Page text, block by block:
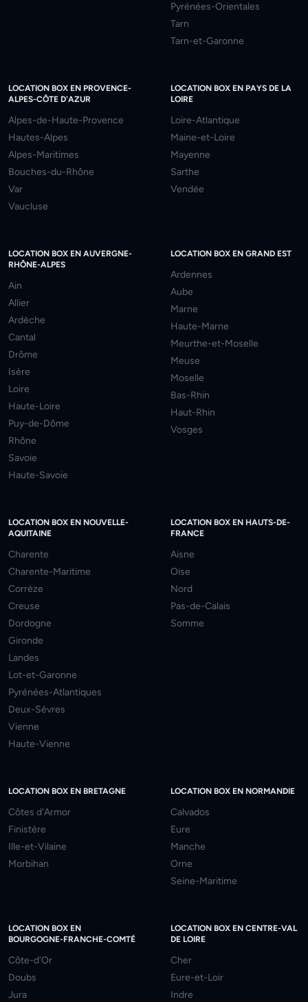
Pyrénées-Orientales
Tarn
Tarn-et-Garonne
LOCATION BOX EN PROVENCE-
ALPES-CÔTE D'AZUR
Alpes-de-Haute-Provence
Hautes-Alpes
Alpes-Maritimes
Bouches-du-Rhône
Var
Vaucluse
LOCATION BOX EN PAYS DE LA
LOIRE
Loire-Atlantique
Maine-et-Loire
Mayenne
Sarthe
Vendée
LOCATION BOX EN AUVERGNE-
RHÔNE-ALPES
Ain
Allier
Ardèche
Cantal
Drôme
Isère
Loire
Haute-Loire
Puy-de-Dôme
Rhône
Savoie
Haute-Savoie
LOCATION BOX EN GRAND EST
Ardennes
Aube
Marne
Haute-Marne
Meurthe-et-Moselle
Meuse
Moselle
Bas-Rhin
Haut-Rhin
Vosges
LOCATION BOX EN NOUVELLE-
AQUITAINE
Charente
Charente-Maritime
Corrèze
Creuse
Dordogne
Gironde
Landes
Lot-et-Garonne
Pyrénées-Atlantiques
Deux-Sèvres
Vienne
Haute-Vienne
LOCATION BOX EN HAUTS-DE-
FRANCE
Aisne
Oise
Nord
Pas-de-Calais
Somme
LOCATION BOX EN BRETAGNE
Côtes d'Armor
Finistère
Ille-et-Vilaine
Morbihan
LOCATION BOX EN NORMANDIE
Calvados
Eure
Manche
Orne
Seine-Maritime
LOCATION BOX EN
BOURGOGNE-FRANCHE-COMTÉ
Côte-d'Or
Doubs
Jura
LOCATION BOX EN CENTRE-VAL
DE LOIRE
Cher
Eure-et-Loir
Indre